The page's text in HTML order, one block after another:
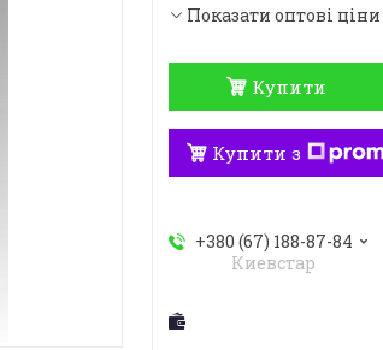
Показати оптові ціни
Купити
Купити з
+380 (67) 188-87-84
Киевстар